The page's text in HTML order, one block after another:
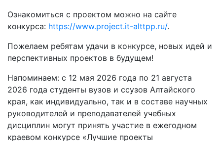
Ознакомиться с проектом можно на сайте
конкурса: https://www.project.it-alttpp.ru/.
Пожелаем ребятам удачи в конкурсе, новых идей и
перспективных проектов в будущем!
Напоминаем: с 12 мая 2026 года по 21 августа
2026 года студенты вузов и ссузов Алтайского
края, как индивидуально, так и в составе научных
руководителей и преподавателей учебных
дисциплин могут принять участие в ежегодном
краевом конкурсе «Лучшие проекты